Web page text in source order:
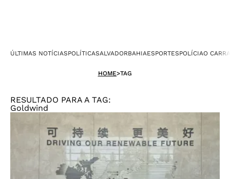
ÚLTIMAS NOTÍCIASPOLÍTICASALVADORBAHIAESPORTESPOLÍCIAO
HOME>TAG
RESULTADO PARA A TAG:
Goldwind